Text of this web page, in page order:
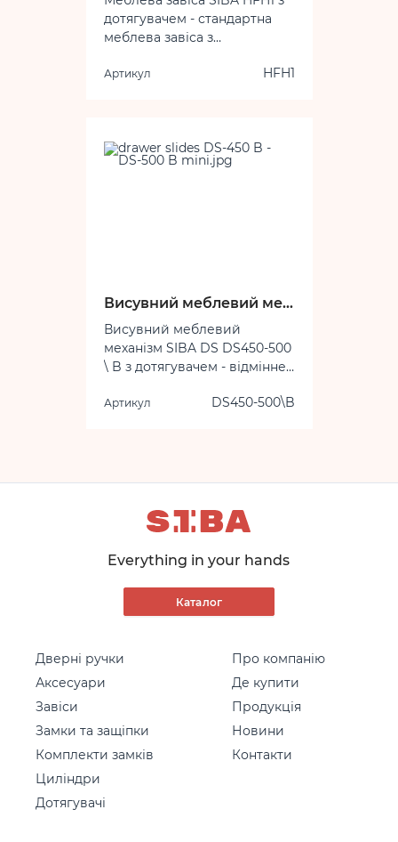
дотягувачем - стандартна
меблева завіса з
дотягувачем, забезпечує
вимогам якості,
встановленим в даній галузі.
Артикул HFH1
Висувний меблевий механізм з дотягувачем
Висувний меблевий
механізм SIBA DS DS450-500
\ B з дотягувачем - відмінне
тихого і безшумного
найвищому рівні і
450 і 500 мм.
Артикул DS450-500\B
Everything in your hands
Каталог
Дверні ручки
Аксесуари
Завіси
Замки та защіпки
Комплекти замків
Циліндри
Дотягувачі
Про компанію
Де купити
Продукція
Новини
Контакти